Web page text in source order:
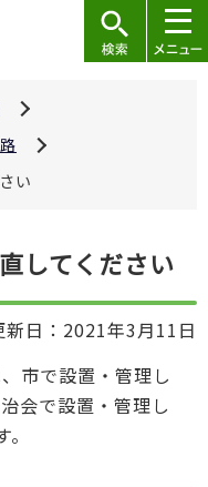
い
してください
新日：2021年3月11日
市で設置・管理し
会で設置・管理し